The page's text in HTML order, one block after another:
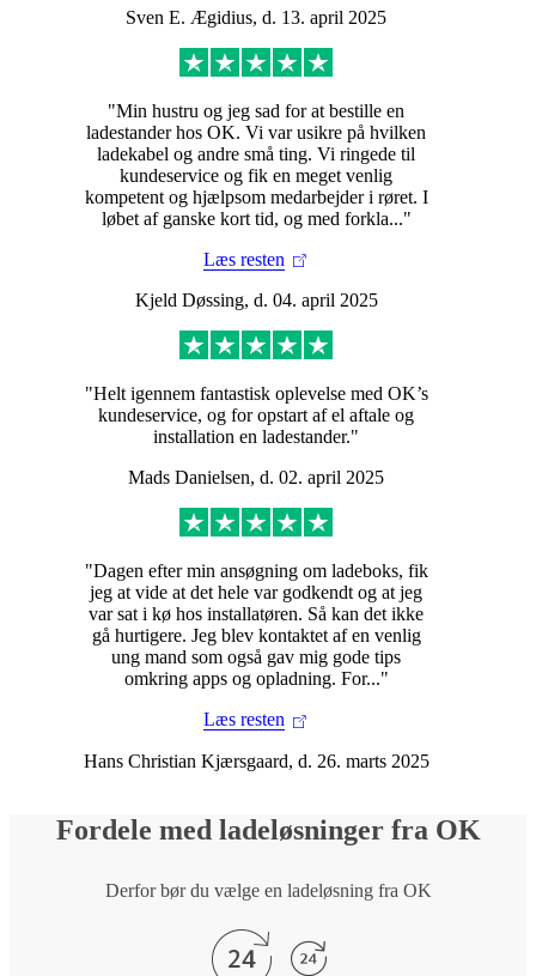
Sven E. Ægidius, d. 13. april 2025
"Min hustru og jeg sad for at bestille en
ladestander hos OK. Vi var usikre på hvilken
ladekabel og andre små ting. Vi ringede til
kundeservice og fik en meget venlig
kompetent og hjælpsom medarbejder i røret. I
løbet af ganske kort tid, og med forkla..."
Læs resten
Kjeld Døssing, d. 04. april 2025
"Helt igennem fantastisk oplevelse med OK’s
kundeservice, og for opstart af el aftale og
installation en ladestander."
Mads Danielsen, d. 02. april 2025
"Dagen efter min ansøgning om ladeboks, fik
jeg at vide at det hele var godkendt og at jeg
var sat i kø hos installatøren. Så kan det ikke
gå hurtigere. Jeg blev kontaktet af en venlig
ung mand som også gav mig gode tips
omkring apps og opladning. For..."
Læs resten
Hans Christian Kjærsgaard, d. 26. marts 2025
Fordele med ladeløsninger fra OK
Derfor bør du vælge en ladeløsning fra OK